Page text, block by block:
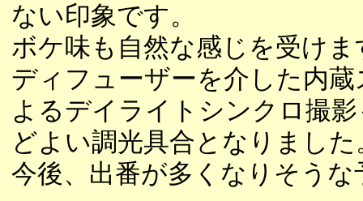
ない印象です。
ボケ味も自然な感じを受けま
ディフューザーを介した内
よるデイライトシンクロ撮
どよい調光具合となりました
今後、出番が多くなりそうな